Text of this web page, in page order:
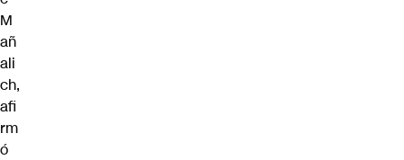
M
añ
ali
ch,
afi
rm
ó